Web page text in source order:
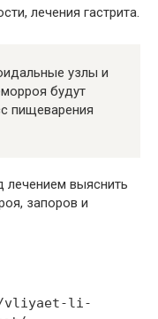
лечения гастрита.
узлы и
будут
пищеварения
лечением выяснить
запоров и
vliyaet-li-